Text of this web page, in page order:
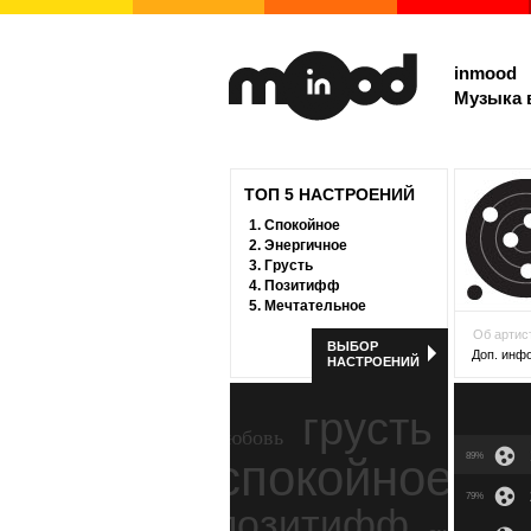
inmood
Музыка
ТОП 5 НАСТРОЕНИЙ
1. Спокойное
2. Энергичное
3. Грусть
4. Позитифф
5. Мечтательное
ВЫБОР
НАСТРОЕНИЙ
любовь грусть
спокойное
Об
Доп.
89%
79%